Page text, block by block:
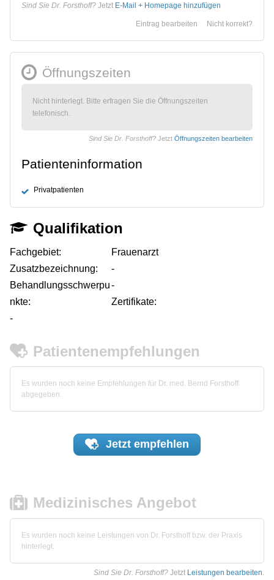
Sind Sie Dr. Forsthoff? Jetzt E-Mail + Homepage hinzufügen
Nicht korrekt?
Eintrag bearbeiten
Öffnungszeiten
Nicht hinterlegt. Bitte erfragen Sie die Öffnungszeiten
telefonisch.
Sind Sie Dr. Forsthoff? Jetzt Öffnungszeiten bearbeiten
Patienteninformation
Privatpatienten
Qualifikation
Fachgebiet:
Frauenarzt
Zusatzbezeichnung:
-
Behandlungsschwerpu
nkte:
-
Zertifikate:
-
Patientenempfehlungen
Es wurden noch keine Empfehlungen für Dr. med. Bernd Forsthoff
abgegeben.
Jetzt empfehlen
Medizinisches Angebot
Es wurden noch keine Leistungen von Dr. Forsthoff bzw. der Praxis
hinterlegt.
Sind Sie Dr. Forsthoff? Jetzt Leistungen bearbeiten.